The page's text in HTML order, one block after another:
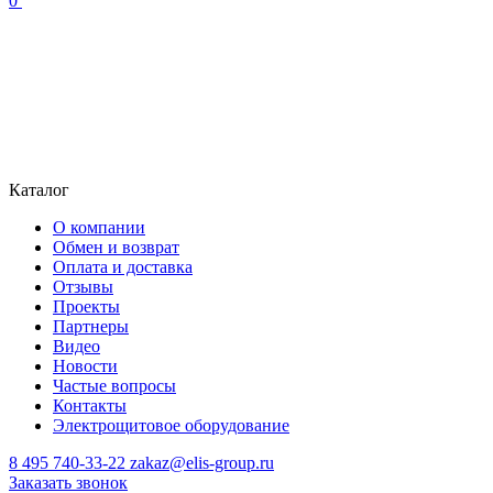
Каталог
О компании
Обмен и возврат
Оплата и доставка
Отзывы
Проекты
Партнеры
Видео
Новости
Частые вопросы
Контакты
Электрощитовое оборудование
8 495 740-33-22 zakaz@elis-group.ru
Заказать звонок